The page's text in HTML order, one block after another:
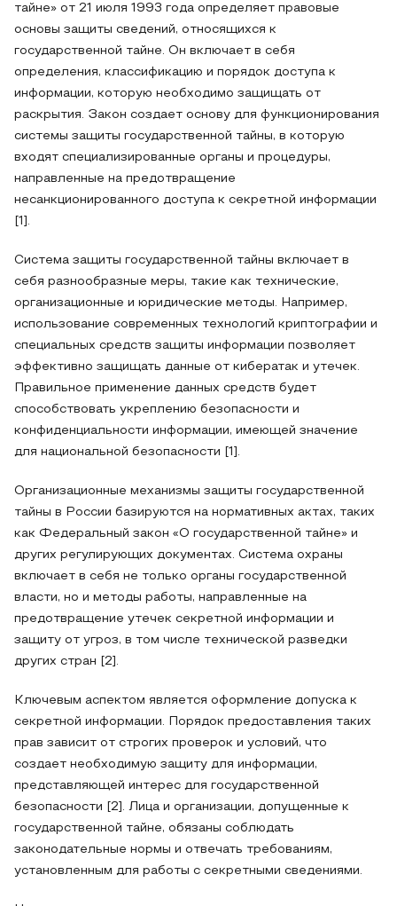
тайне» от 21 июля 1993 года определяет правовые
основы защиты сведений, относящихся к
государственной тайне. Он включает в себя
определения, классификацию и порядок доступа к
информации, которую необходимо защищать от
раскрытия. Закон создает основу для функционирования
системы защиты государственной тайны, в которую
входят специализированные органы и процедуры,
направленные на предотвращение
несанкционированного доступа к секретной информации
[1].
Система защиты государственной тайны включает в
себя разнообразные меры, такие как технические,
организационные и юридические методы. Например,
использование современных технологий криптографии и
специальных средств защиты информации позволяет
эффективно защищать данные от кибератак и утечек.
Правильное применение данных средств будет
способствовать укреплению безопасности и
конфиденциальности информации, имеющей значение
для национальной безопасности [1].
Организационные механизмы защиты государственной
тайны в России базируются на нормативных актах, таких
как Федеральный закон «О государственной тайне» и
других регулирующих документах. Система охраны
включает в себя не только органы государственной
власти, но и методы работы, направленные на
предотвращение утечек секретной информации и
защиту от угроз, в том числе технической разведки
других стран [2].
Ключевым аспектом является оформление допуска к
секретной информации. Порядок предоставления таких
прав зависит от строгих проверок и условий, что
создает необходимую защиту для информации,
представляющей интерес для государственной
безопасности [2]. Лица и организации, допущенные к
государственной тайне, обязаны соблюдать
законодательные нормы и отвечать требованиям,
установленным для работы с секретными сведениями.